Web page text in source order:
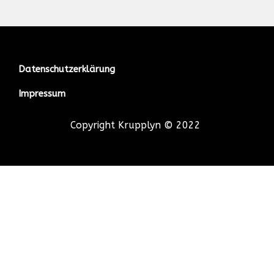
Datenschutzerklärung
Impressum
Copyright Krupplyn © 2022